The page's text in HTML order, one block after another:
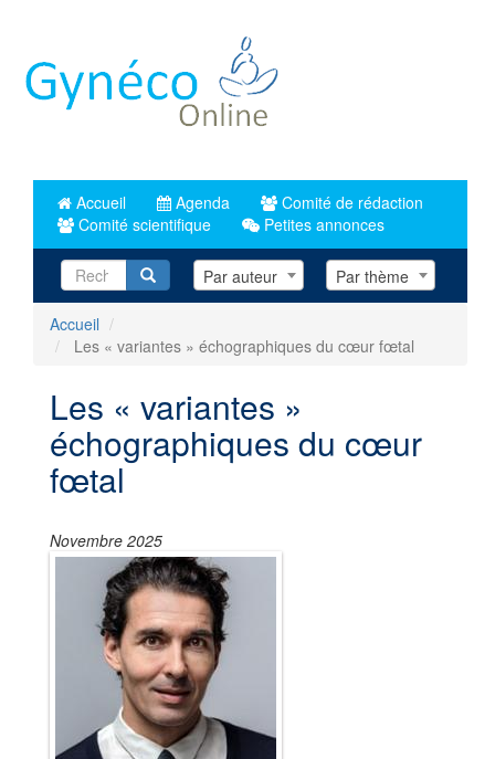
principal
Accueil Agenda
Comité de rédaction
Comité scientifique
Petites annonces
RecherchePar auteur Par thème
Accueil
Les « variantes » échographiques du cœur fœtal
Les « variantes »
échographiques du cœur
fœtal
Novembre 2025